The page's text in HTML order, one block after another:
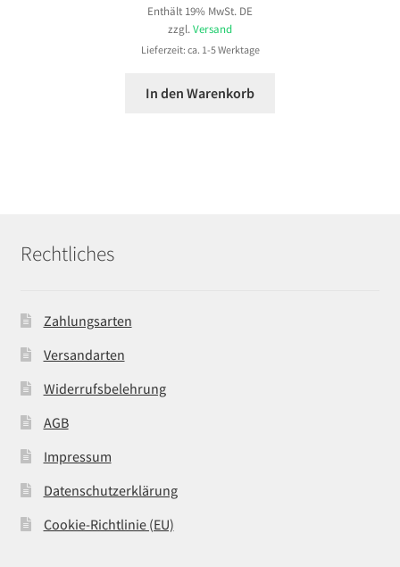
Enthält 19% MwSt. DE
zzgl. Versand
Lieferzeit: ca. 1-5 Werktage
In den Warenkorb
Rechtliches
Zahlungsarten
Versandarten
Widerrufsbelehrung
AGB
Impressum
Datenschutzerklärung
Cookie-Richtlinie (EU)